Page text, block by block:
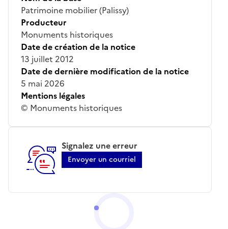
Patrimoine mobilier (Palissy)
Producteur
Monuments historiques
Date de création de la notice
13 juillet 2012
Date de dernière modification de la notice
5 mai 2026
Mentions légales
© Monuments historiques
Signalez une erreur
Envoyer un courriel